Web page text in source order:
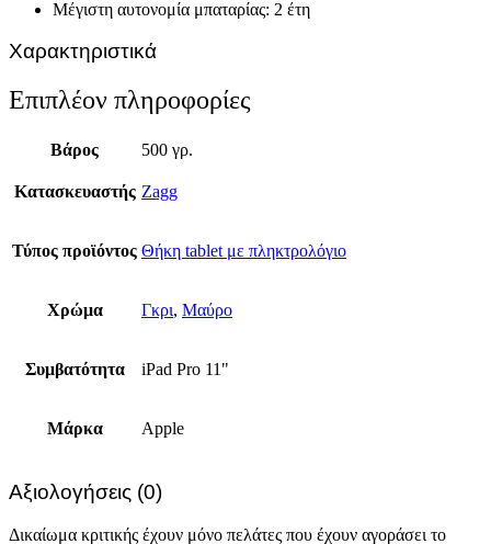
Μέγιστη αυτονομία μπαταρίας: 2 έτη
Χαρακτηριστικά
Επιπλέον πληροφορίες
Βάρος 500 γρ.
Κατασκευαστής Zagg
Τύπος προϊόντος Θήκη tablet με πληκτρολόγιο
Χρώμα Γκρι, Μαύρο
Συμβατότητα iPad Pro 11"
Μάρκα Apple
Αξιολογήσεις (0)
Δικαίωμα κριτικής έχουν μόνο πελάτες που έχουν αγοράσει το